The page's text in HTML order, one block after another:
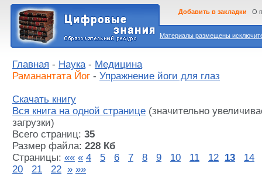
Материалы размещены
Добавить в закладки О
Главная - Наука- Медицина
Раманантата Йог - Упражнение йоги для глаз
Скачать книгу
Вся книга на одной странице (значительно
загрузки)
Всего страниц: 35
Размер файла: 228 Кб
Страницы: «« « 4 5 6 7 8 9 10 11 12 13
14
20
21 22 » »»